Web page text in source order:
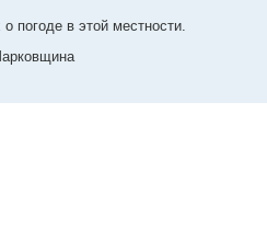
погоде в этой местности.